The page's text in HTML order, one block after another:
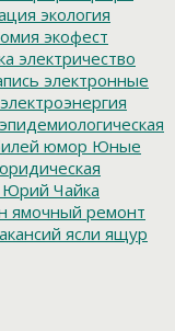
экология
экофест
электричество
электронные
электроэнергия
эпидемиологическая
юмор Юные
Юрий Чайка
ямочный ремонт
ясли ящур